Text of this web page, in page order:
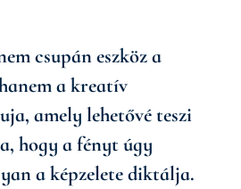
csupán eszköz a
a kreatív
amely lehetővé teszi
hogy a fényt úgy
a képzelete diktálja.